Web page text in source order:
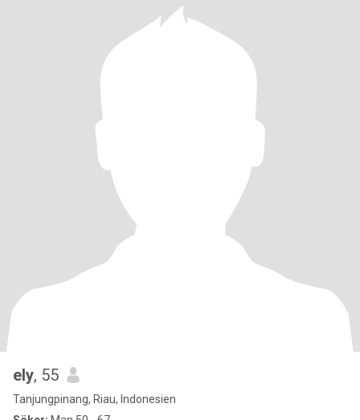
ely, 55
Tanjungpinang, Riau, Indonesien